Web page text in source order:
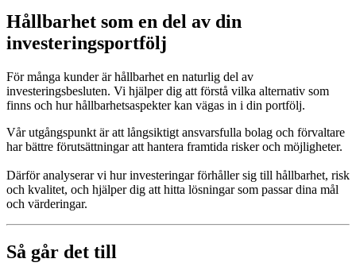
Hållbarhet som en del av din
investeringsportfölj
För många kunder är hållbarhet en naturlig del av
investeringsbesluten. Vi hjälper dig att förstå vilka alternativ som
finns och hur hållbarhetsaspekter kan vägas in i din portfölj.
Vår utgångspunkt är att långsiktigt ansvarsfulla bolag och förvaltare
har bättre förutsättningar att hantera framtida risker och möjligheter.
Därför analyserar vi hur investeringar förhåller sig till hållbarhet, risk
och kvalitet, och hjälper dig att hitta lösningar som passar dina mål
och värderingar.
Så går det till